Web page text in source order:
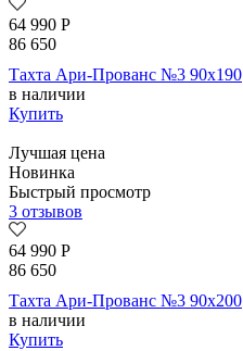
64 990 Р
86 650
Тахта Ари-Прованс №3 90х190
в наличии
Купить
Лучшая цена
Новинка
Быстрый просмотр
3 отзывов
64 990 Р
86 650
Тахта Ари-Прованс №3 90х200
в наличии
Купить